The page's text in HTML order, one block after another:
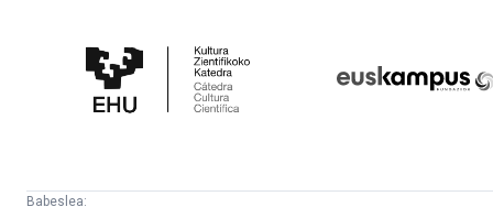
Zientifikoko
Katedra
Babeslea: